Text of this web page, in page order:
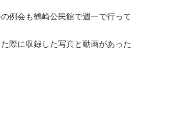
例会も鶴崎公民館で週一で行って
際に収録した写真と動画があった